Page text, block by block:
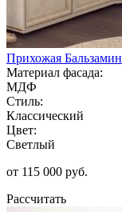
Прихожая Бальзамин
Материал фасада:
МДФ
Стиль:
Классический
Цвет:
Светлый
от 115 000 руб.
Рассчитать